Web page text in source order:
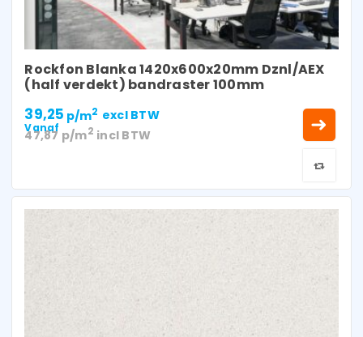
Rockfon Blanka 1420x600x20mm Dznl/AEX
(half verdekt) bandraster 100mm
Vanaf
39,25 p/m2 excl BTW
47,87 p/m2 incl BTW